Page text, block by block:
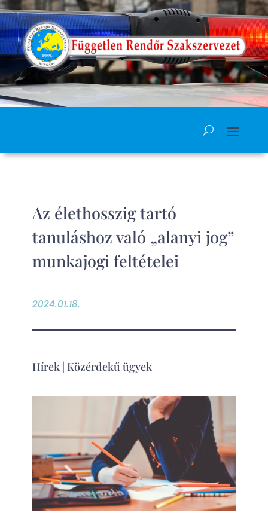
Az élethosszig tartó
tanuláshoz való „alanyi jog”
munkajogi feltételei
2024.01.18.
Hírek| Közérdekű ügyek